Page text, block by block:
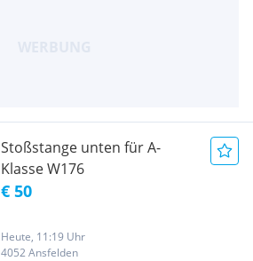
Stoßstange unten für A-
Klasse W176
€ 50
Heute, 11:19 Uhr
4052 Ansfelden